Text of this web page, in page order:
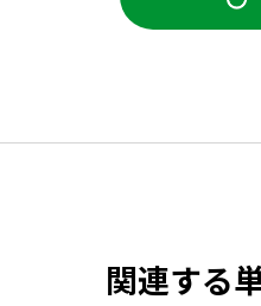
関連する